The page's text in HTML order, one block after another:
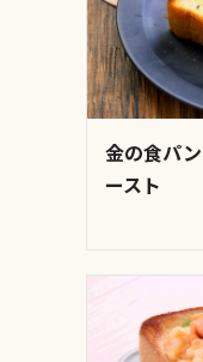
金の食パ
ースト